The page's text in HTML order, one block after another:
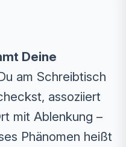
Deine
am Schreibtisch
assoziiert
mit Ablenkung –
Phänomen heißt